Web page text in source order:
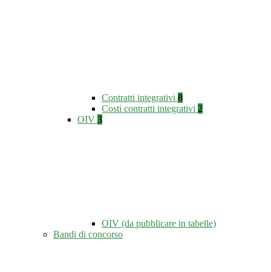
Contratti integrativi 8
Costi contratti integrativi 2
OIV 3
OIV (da pubblicare in tabelle)
Bandi di concorso